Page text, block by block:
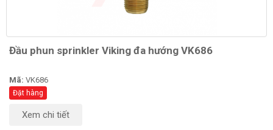
Đầu phun sprinkler Viking đa hướng VK686
Mã: VK686
Đặt hàng
Xem chi tiết